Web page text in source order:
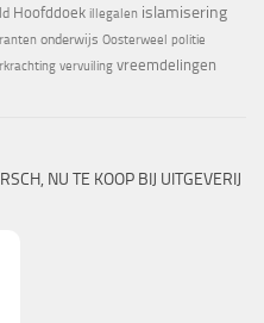
Hoofddoek illegalen islamisering
onderwijs Oosterweel politie
vervuiling vreemdelingen
NU TE KOOP BIJ UITGEVERIJ